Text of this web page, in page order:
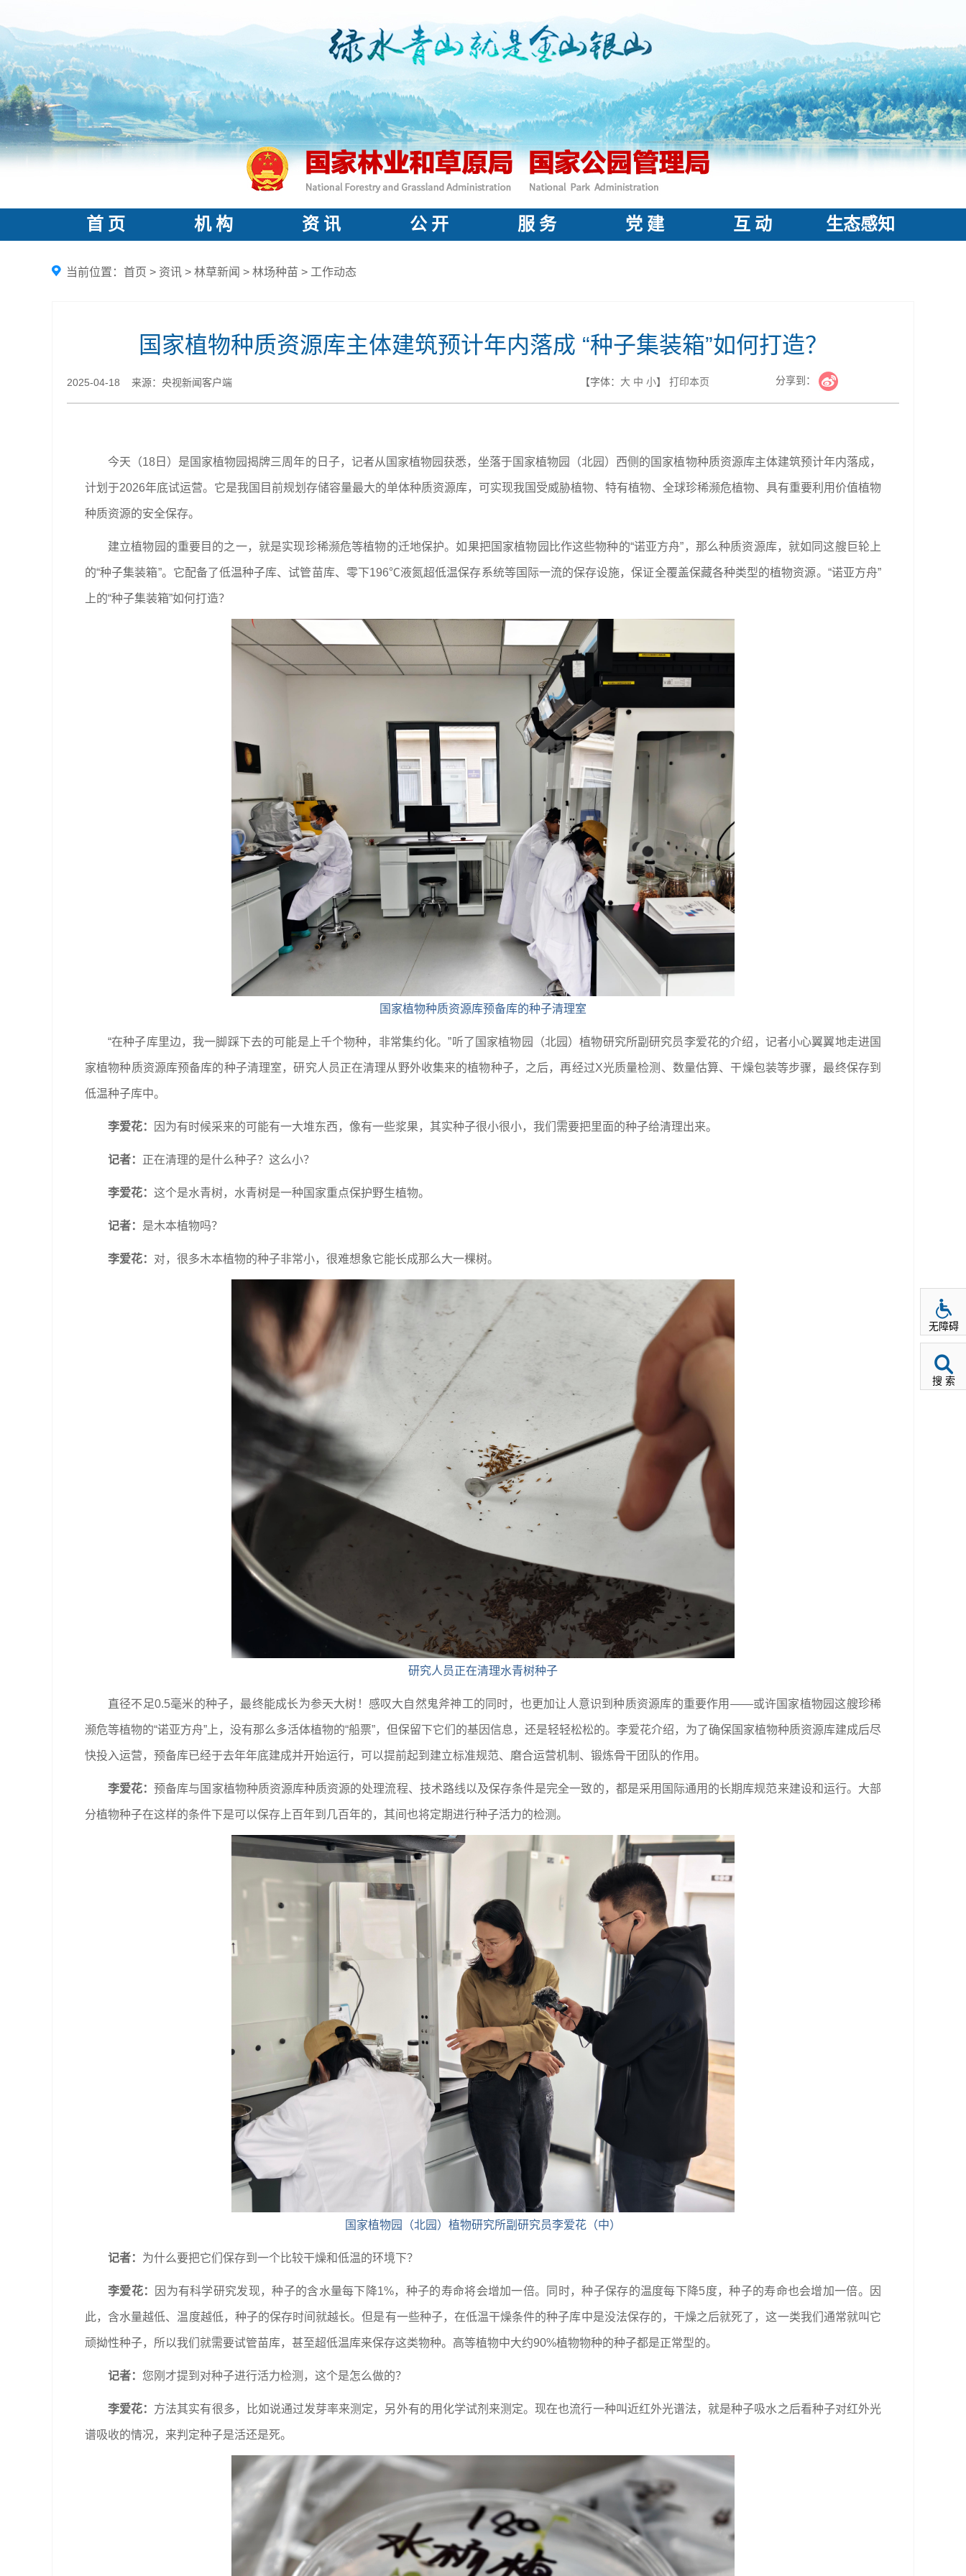
首 页 机 构 资 讯 公 开 服 务 党 建 互 动 生态感知
当前位置： 首页 > 资讯 > 林草新闻 > 林场种苗 > 工作动态
国家植物种质资源库主体建筑预计年内落成 “种子集装箱”如何打造？
2025-04-18 来源：央视新闻客户端 【字体： 大 中 小】 打印本页 分享到：
今天（18日）是国家植物园揭牌三周年的日子，记者从国家植物园获悉，坐落于国家植物园（北园）西侧的国家植物种质资源库主体建筑预计年内落成，
计划于2026年底试运营。它是我国目前规划存储容量最大的单体种质资源库，可实现我国受威胁植物、特有植物、全球珍稀濒危植物、具有重要利用价值植物
种质资源的安全保存。
建立植物园的重要目的之一，就是实现珍稀濒危等植物的迁地保护。如果把国家植物园比作这些物种的“诺亚方舟”，那么种质资源库，就如同这艘巨轮上
的“种子集装箱”。它配备了低温种子库、试管苗库、零下196℃液氮超低温保存系统等国际一流的保存设施，保证全覆盖保藏各种类型的植物资源。“诺亚方舟”
上的“种子集装箱”如何打造？
国家植物种质资源库预备库的种子清理室
“在种子库里边，我一脚踩下去的可能是上千个物种，非常集约化。”听了国家植物园（北园）植物研究所副研究员李爱花的介绍，记者小心翼翼地走进国
家植物种质资源库预备库的种子清理室，研究人员正在清理从野外收集来的植物种子，之后，再经过X光质量检测、数量估算、干燥包装等步骤，最终保存到
低温种子库中。
李爱花： 因为有时候采来的可能有一大堆东西，像有一些浆果，其实种子很小很小，我们需要把里面的种子给清理出来。
记者： 正在清理的是什么种子？这么小？
李爱花： 这个是水青树，水青树是一种国家重点保护野生植物。
记者： 是木本植物吗？
李爱花： 对，很多木本植物的种子非常小，很难想象它能长成那么大一棵树。
研究人员正在清理水青树种子
直径不足0.5毫米的种子，最终能成长为参天大树！感叹大自然鬼斧神工的同时，也更加让人意识到种质资源库的重要作用——或许国家植物园这艘珍稀
濒危等植物的“诺亚方舟”上，没有那么多活体植物的“船票”，但保留下它们的基因信息，还是轻轻松松的。李爱花介绍，为了确保国家植物种质资源库建成后尽
快投入运营，预备库已经于去年年底建成并开始运行，可以提前起到建立标准规范、磨合运营机制、锻炼骨干团队的作用。
李爱花：预备库与国家植物种质资源库种质资源的处理流程、技术路线以及保存条件是完全一致的，都是采用国际通用的长期库规范来建设和运行。大部
分植物种子在这样的条件下是可以保存上百年到几百年的，其间也将定期进行种子活力的检测。
国家植物园（北园）植物研究所副研究员李爱花（中）
记者： 为什么要把它们保存到一个比较干燥和低温的环境下？
李爱花： 因为有科学研究发现，种子的含水量每下降1%，种子的寿命将会增加一倍。同时，种子保存的温度每下降5度，种子的寿命也会增加一倍。因
此，含水量越低、温度越低，种子的保存时间就越长。但是有一些种子，在低温干燥条件的种子库中是没法保存的，干燥之后就死了，这一类我们通常就叫它
顽拗性种子，所以我们就需要试管苗库，甚至超低温库来保存这类物种。高等植物中大约90%植物物种的种子都是正常型的。
记者： 您刚才提到对种子进行活力检测，这个是怎么做的？
李爱花： 方法其实有很多，比如说通过发芽率来测定，另外有的用化学试剂来测定。现在也流行一种叫近红外光谱法，就是种子吸水之后看种子对红外光
谱吸收的情况，来判定种子是活还是死。
无障碍
搜 索